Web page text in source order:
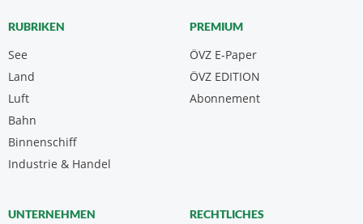
RUBRIKEN
See
Land
Luft
Bahn
Binnenschiff
Industrie & Handel
PREMIUM
ÖVZ E-Paper
Abonnement
ÖVZ EDITION
UNTERNEHMEN RECHTLICHES